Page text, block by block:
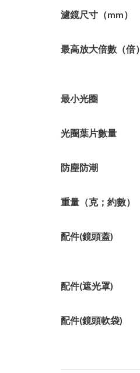
濾鏡尺寸（mm）
最高放大倍數（倍）
最小光圈
光圈葉片數量
防塵防潮
重量（克；約數）
配件(鏡頭蓋)
配件(遮光罩)
配件(鏡頭軟袋)